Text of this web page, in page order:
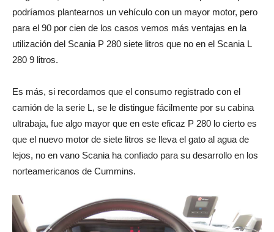
podríamos plantearnos un vehículo con un mayor motor, pero
para el 90 por cien de los casos vemos más ventajas en la
utilización del Scania P 280 siete litros que no en el Scania L
280 9 litros.
Es más, si recordamos que el consumo registrado con el
camión de la serie L, se le distingue fácilmente por su cabina
ultrabaja, fue algo mayor que en este eficaz P 280 lo cierto es
que el nuevo motor de siete litros se lleva el gato al agua de
lejos, no en vano Scania ha confiado para su desarrollo en los
norteamericanos de Cummins.